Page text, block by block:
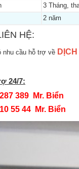
3 Tháng,
2 năm
HỆ:
nhu cầu hỗ trợ về
24/7:
389 Mr. Biển
55 44 Mr. Biển